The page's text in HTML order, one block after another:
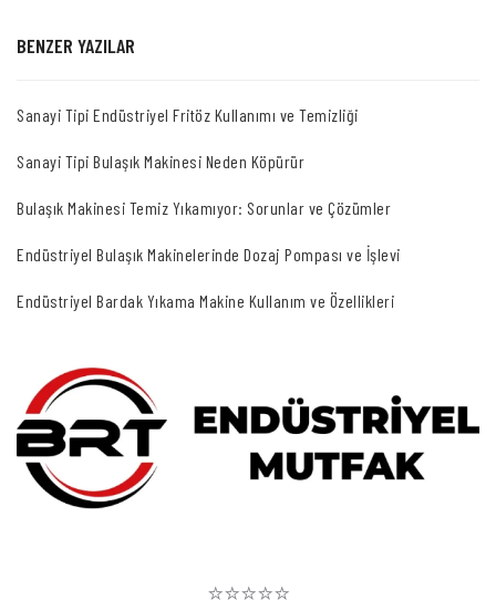
BENZER YAZILAR
Sanayi Tipi Endüstriyel Fritöz Kullanımı ve Temizliği
Sanayi Tipi Bulaşık Makinesi Neden Köpürür
Bulaşık Makinesi Temiz Yıkamıyor: Sorunlar ve Çözümler
Endüstriyel Bulaşık Makinelerinde Dozaj Pompası ve İşlevi
Endüstriyel Bardak Yıkama Makine Kullanım ve Özellikleri
⭐⭐⭐⭐⭐